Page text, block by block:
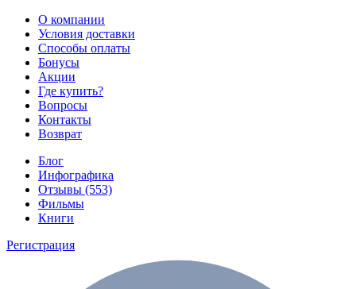
О компании
Условия доставки
Способы оплаты
Бонусы
Акции
Где купить?
Вопросы
Контакты
Возврат
Блог
Инфографика
Отзывы (553)
Фильмы
Книги
Регистрация